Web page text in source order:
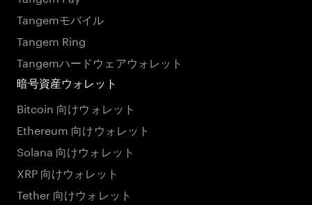
Tangemモバイル
Tangem Ring
Tangemハードウェアウォレット
暗号資産ウォレット
Bitcoin 向けウォレット
Ethereum 向けウォレット
Solana 向けウォレット
XRP 向けウォレット
Tether 向けウォレット